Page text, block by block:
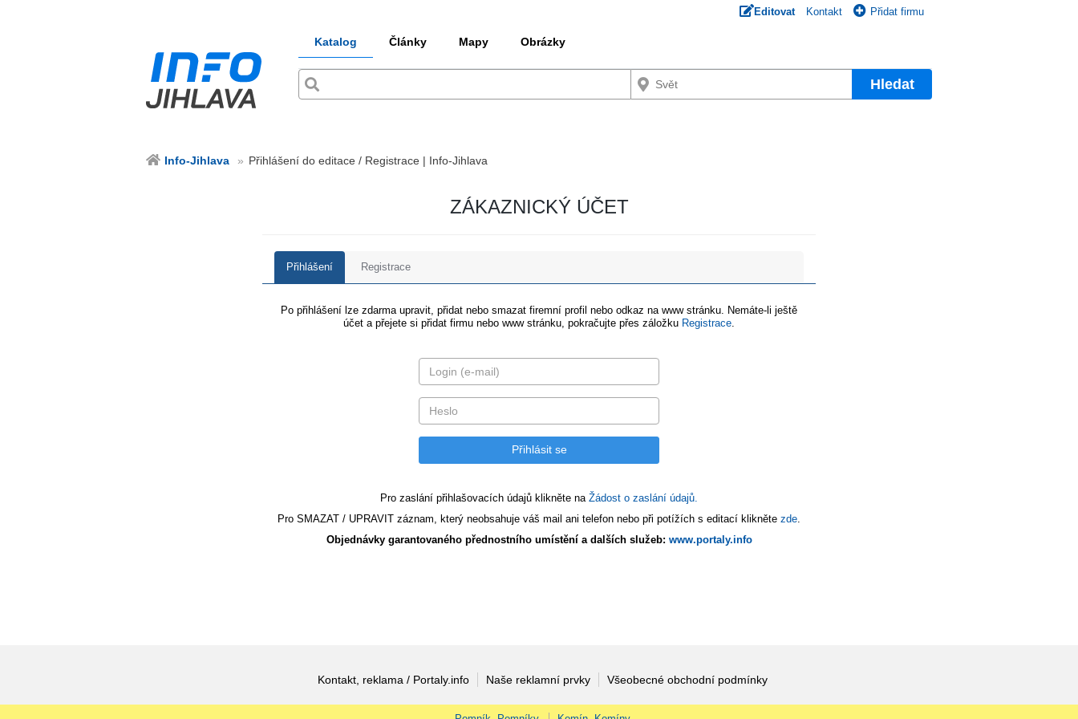
Editovat Kontakt Přidat firmu
Katalog Články Mapy Obrázky
Hledat
Info-Jihlava Přihlášení do editace / Registrace | Info-Jihlava
ZÁKAZNICKÝ ÚČET
Přihlášení Registrace
Po přihlášení lze zdarma upravit, přidat nebo smazat firemní profil nebo odkaz na www stránku. Nemáte-li ještě
účet a přejete si přidat firmu nebo www stránku, pokračujte přes záložku Registrace
Pro zaslání přihlašovacích údajů klikněte na Žádost o zaslání údajů.
Pro SMAZAT / UPRAVIT záznam, který neobsahuje váš mail ani telefon nebo při potížích s editací klikněte zde
Objednávky garantovaného přednostního umístění a dalších služeb: www.portaly.info
Kontakt, reklama / Portaly.info Naše reklamní prvky Všeobecné obchodní podmínky